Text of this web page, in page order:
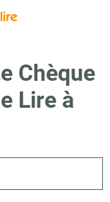
Chèque
Lire à